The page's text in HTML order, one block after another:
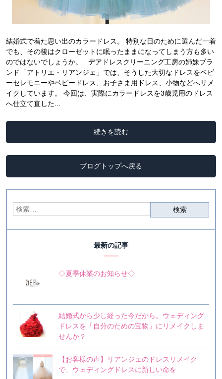
結婚式で着た思い出のカラードレス。 特別な日のために選んだ一着
でも、その後はクローゼットに眠ったままになってしまう方も多い
のではないでしょうか。 デアドレスクリーニング工房の姉妹ブラ
ンド「アトリエ・リアンジェ」では、そうした大切なドレスをベビ
ーセレモニーやベビードレス、お子さま用ドレス、小物などへリメ
イクしています。 今回は、実際にカラードレスを3歳児用のドレス
へ仕立て直した...
続きを読む
ブログトップへ戻る
最新の記事
◇夏季休業のお知らせ◇
結婚式から少し経った今だから。ウェディング
ドレスを「自分のための宝物」にリメイクしま
せんか？
【お客様の声】リアンジェのドレスリメイク
で、ウェディングドレスに新しい命を